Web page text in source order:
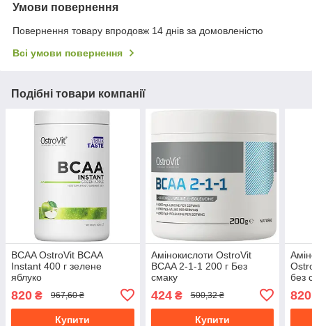
Умови повернення
Повернення товару впродовж 14 днів за домовленістю
Всі умови повернення
Подібні товари компанії
BCAA OstroVit BCAA
Instant 400 г зелене
яблуко
820 ₴ 967,60 ₴
Купити
Амінокислоти OstroVit
BCAA 2-1-1 200 г Без
смаку
424₴ 500,32 ₴
Купити
без
820